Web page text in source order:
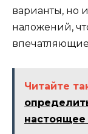
варианты, но
наложений,
Читайте